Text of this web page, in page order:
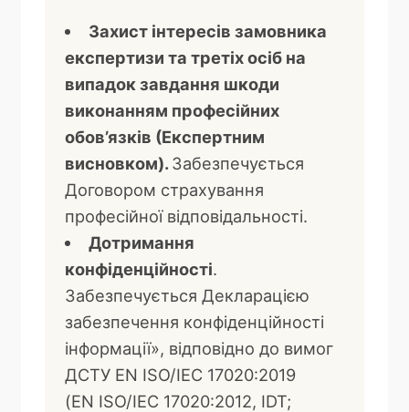
Захист інтересів замовника
експертизи та третіх осіб на
випадок завдання шкоди
виконанням професійних
обов’язків (Експертним
висновком).Забезпечується
Договором страхування
професійної відповідальності.
Дотримання
конфіденційності.
Забезпечується Декларацією
забезпечення конфіденційності
інформації», відповідно до вимог
ДСТУ EN ISO/IEC 17020:2019
(EN ISO/IEC 17020:2012, IDT;